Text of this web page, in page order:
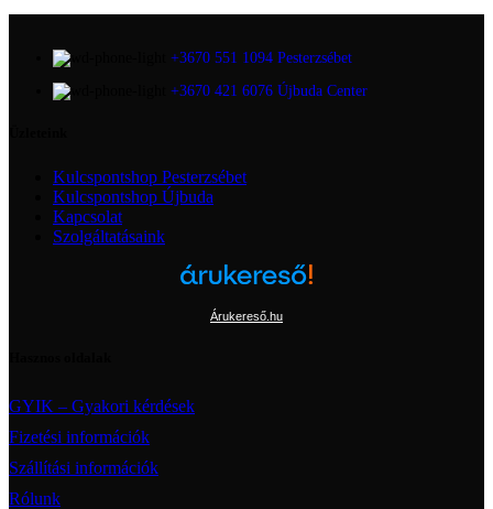
+3670 551 1094 Pesterzsébet
+3670 421 6076 Újbuda Center
Kulcspontshop Pesterzsébet
Kulcspontshop Újbuda
Kapcsolat
Szolgáltatásaink
Árukereső.hu
GYIK – Gyakori kérdések
Fizetési információk
Szállítási információk
Rólunk